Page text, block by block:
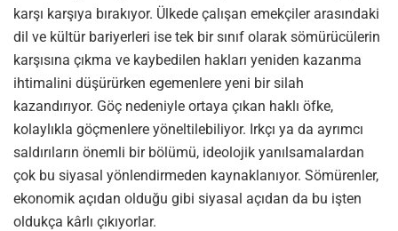
karşı karşıya bırakıyor. Ülkede çalışan emekçiler arasındaki
dil ve kültür bariyerleri ise tek bir sınıf olarak sömürücülerin
karşısına çıkma ve kaybedilen hakları yeniden kazanma
ihtimalini düşürürken egemenlere yeni bir silah
kazandırıyor. Göç nedeniyle ortaya çıkan haklı öfke,
kolaylıkla göçmenlere yöneltilebiliyor. Irkçı ya da ayrımcı
saldırıların önemli bir bölümü, ideolojik yanılsamalardan
çok bu siyasal yönlendirmeden kaynaklanıyor. Sömürenler,
ekonomik açıdan olduğu gibi siyasal açıdan da bu işten
oldukça kârlı çıkıyorlar.